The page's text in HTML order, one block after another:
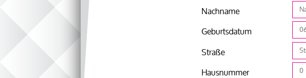
Nachname
Geburtsdatum
Straße
Hausnummer